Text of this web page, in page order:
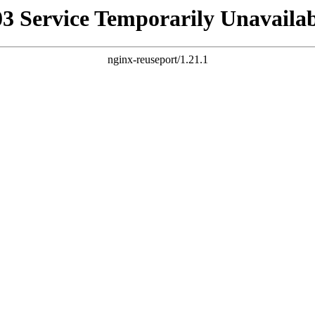
Service Temporarily
nginx-reuseport/1.21.1